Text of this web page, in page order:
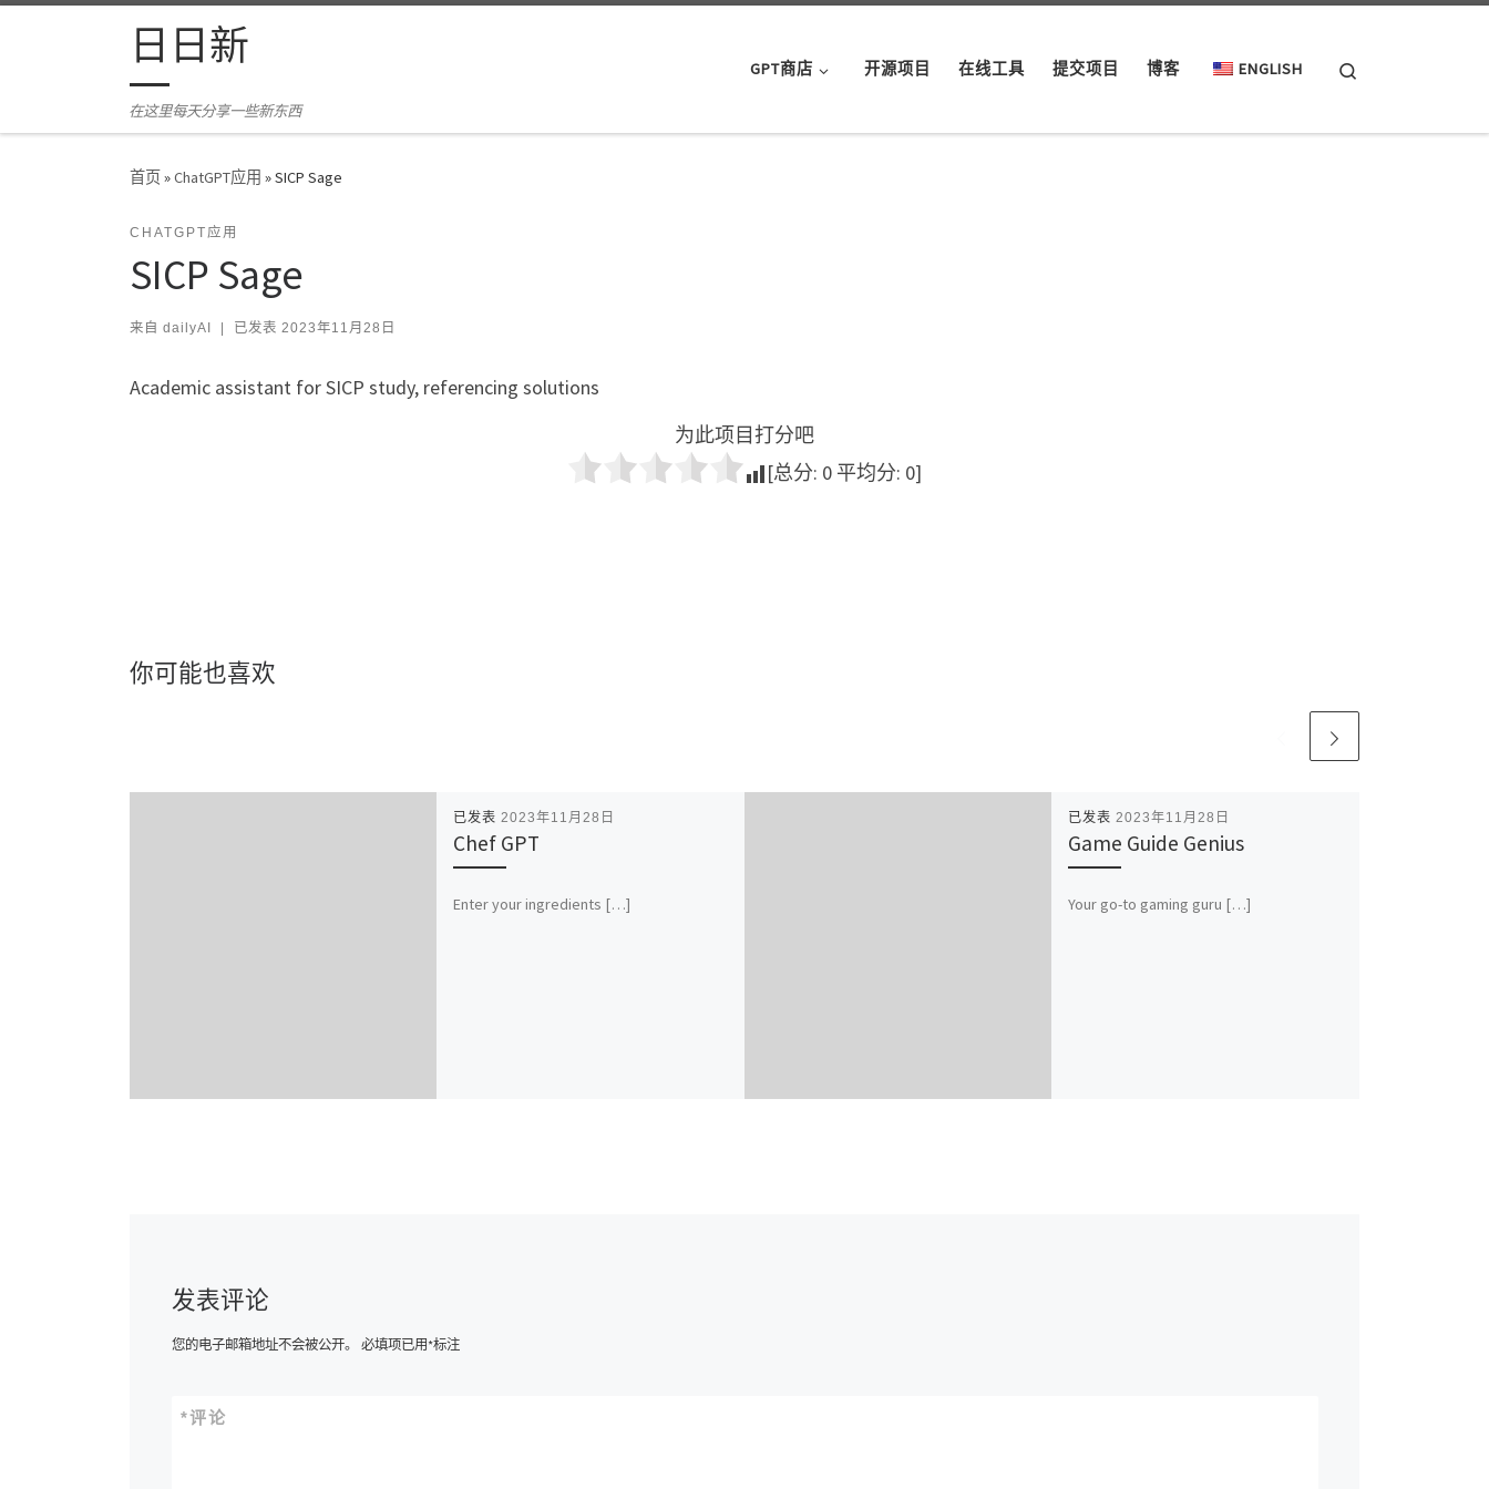
Skip to content日日新
在这里每天分享一些新东西
GPT商店 开源项目 在线工具 提交项目 博客 ENGLISH
首页»ChatGPT应用 »SICP Sage
CHATGPT应用
SICP Sage
来自 dailyAI 已发表 2023年11月28日
Academic assistant for SICP study, referencing solutions
为此项目打分吧
[总分: 0 平均分: 0]
你可能也喜欢
已发表 2023年11月28日
Chef GPT
Enter your ingredients […]
已发表 2023年11月28日
Game Guide Genius
Your go-to gaming guru […]
发表评论
您的电子邮箱地址不会被公开。 必填项已用*标注
评论
*